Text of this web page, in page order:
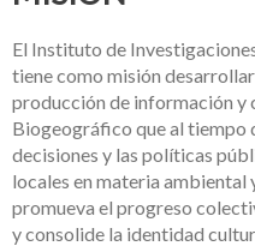
El Instituto de
tiene como misión
producción de información y
Biogeográfico que al tiempo
decisiones y las políticas
locales en materia
promueva el progreso
y consolide la identidad